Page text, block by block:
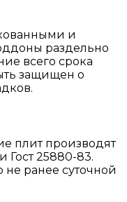
и
раздельно
всего срока
защищен о
плит производят
Гост 25880-83.
не ранее суточной